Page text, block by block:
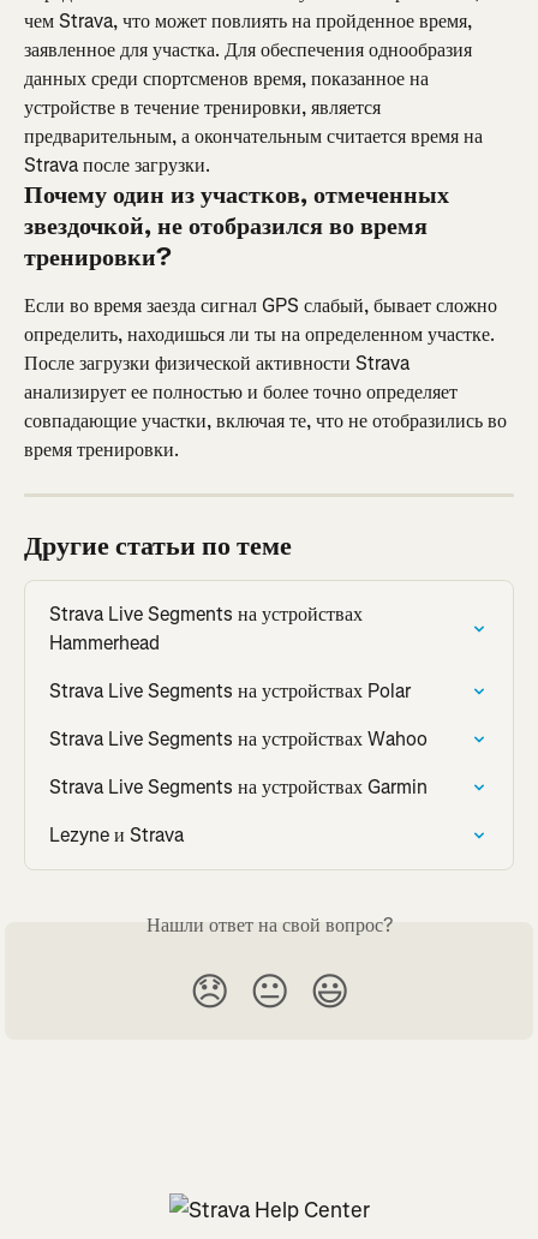
чем Strava, что может повлиять на пройденное время,
заявленное для участка. Для обеспечения однообразия
данных среди спортсменов время, показанное на
устройстве в течение тренировки, является
предварительным, а окончательным считается время на
Strava после загрузки.
Почему один из участков, отмеченных
звездочкой, не отобразился во время
тренировки?
Если во время заезда сигнал GPS слабый, бывает сложно
определить, находишься ли ты на определенном участке.
После загрузки физической активности Strava
анализирует ее полностью и более точно определяет
совпадающие участки, включая те, что не отобразились во
время тренировки.
Другие статьи по теме
Strava Live Segments на устройствах
Hammerhead
Strava Live Segments на устройствах Polar
Strava Live Segments на устройствах Wahoo
Strava Live Segments на устройствах Garmin
Lezyne и Strava
Нашли ответ на свой вопрос?
😞 😐 😃